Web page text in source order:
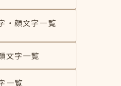
・顔文字一覧
文字一覧
一覧